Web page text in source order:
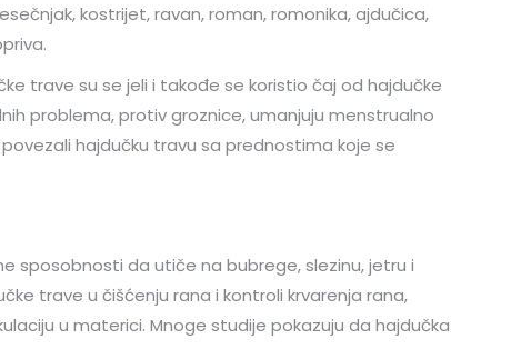
kostrijet, ravan, roman, romonika, ajdučica,
trave su se jeli i takođe se koristio čaj od hajdučke
problema, protiv groznice, umanjuju menstrualno
hajdučku travu sa prednostima koje se
sposobnosti da utiče na bubrege, slezinu, jetru i
trave u čišćenju rana i kontroli krvarenja rana,
u materici. Mnoge studije pokazuju da hajdučka